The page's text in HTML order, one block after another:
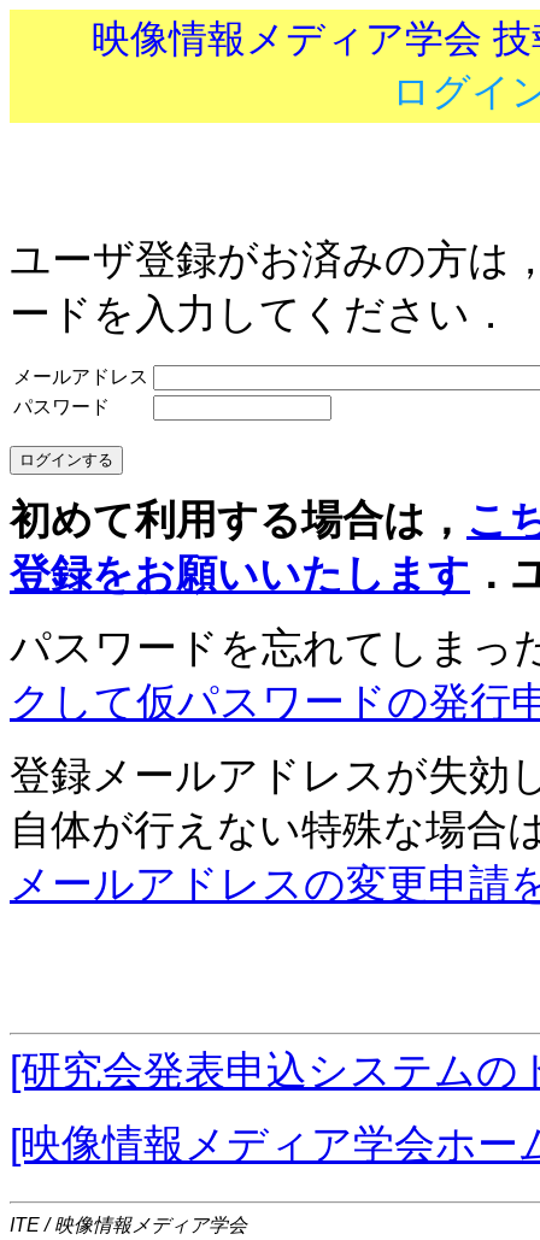
映像情報メディア学会
ログイ
ユーザ登録がお済みの方は
ードを入力してください．
メールアドレス
パスワード
初めて利用する場合は， こ
登録をお願いいたします ．
パスワードを忘れてしまっ
クして仮パスワードの発行
登録メールアドレスが失効
自体が行えない特殊な場合
メールアドレスの変更申請
[研究会発表申込システム
[映像情報メディア学会ホー
ITE / 映像情報メディア学会